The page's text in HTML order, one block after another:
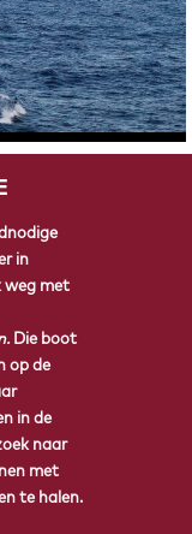
beter bij de
op 4 november
blikken terug op
in
weg met
Die boot
op de
in de
naar
met
te halen.